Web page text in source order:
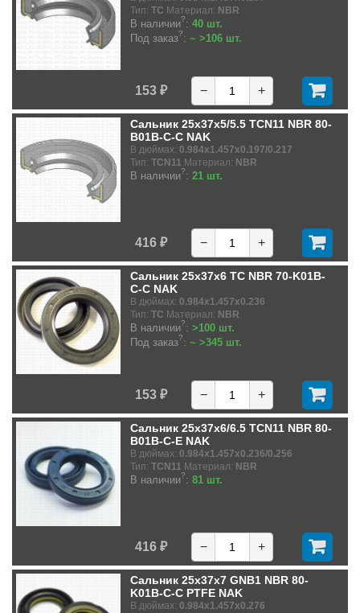
Тип: TC Материал: NBR
В наличии?: 40 шт.
Под заказ?: ~ >106 шт.
153 ₽ − +
Сальник 25x37x5/5.5 TCN11 NBR 80-
B01B-C-C NAK
В дюймах: 0.984x1.457x0.197/0.217
Тип: TCN11 Материал: NBR
В наличии?: 21 шт.
416 ₽ − +
Сальник 25x37x6 TC NBR 70-K01B-
C-C NAK
В дюймах: 0.984x1.457x0.236
Тип: TC Материал: NBR
В наличии?: >100 шт.
Под заказ?: ~ >345 шт.
153 ₽ − +
Сальник 25x37x6/6.5 TCN11 NBR 80-
B01B-C-E NAK
В дюймах: 0.984x1.457x0.236/0.256
Тип: TCN11 Материал: NBR
В наличии?: 81 шт.
416 ₽ − +
Сальник 25x37x7 GNB1 NBR 80-
K01B-C-C PTFE NAK
В дюймах: 0.984x1.457x0.276